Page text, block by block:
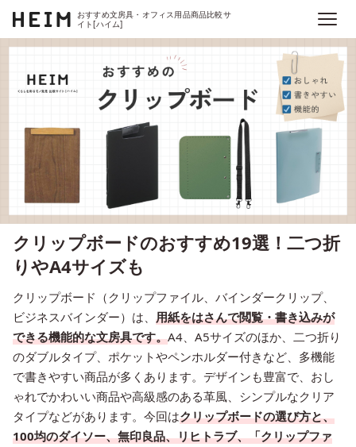
おすすめ文房具・オフィス用品商品比較サ
イト[ハイム]
クリップボードのおすすめ19選！二つ折
りやA4サイズも
クリップボード（クリップファイル、バインダークリップ、
ビジネスバインダー）は、 用紙をはさんで閲覧・書き込みが
できる機能的な文房具です。A4、A5サイズのほか、二つ折り
のダブルタイプ、ポケットやペンホルダー付きなど、多機能
で書きやすい商品が多くあります。デザインも豊富で、おし
ゃれでかわいい商品や高級感のある革風、シンプルなクリア
タイプなどがあります。今回はクリップボードの選び方と、
100均のダイソー、無印良品、リヒトラブ、「クリップファ